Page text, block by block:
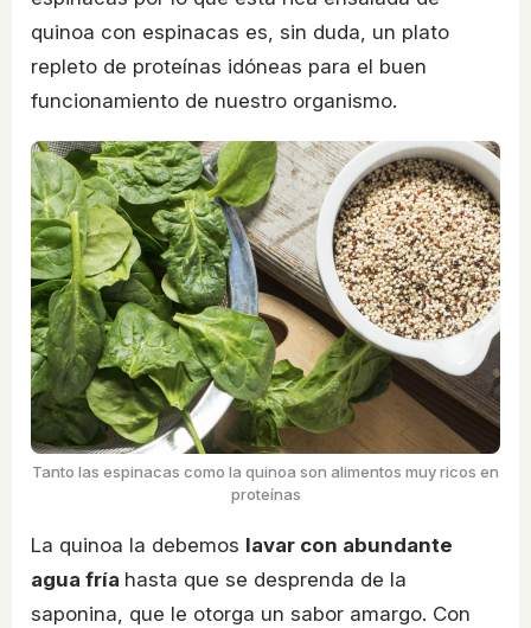
quinoa con espinacas es, sin duda, un plato
repleto de proteínas idóneas para el buen
funcionamiento de nuestro organismo.
Tanto las espinacas como la quinoa son alimentos muy ricos en
proteínas
La quinoa la debemos lavar con abundante
agua fría hasta que se desprenda de la
saponina, que le otorga un sabor amargo. Con